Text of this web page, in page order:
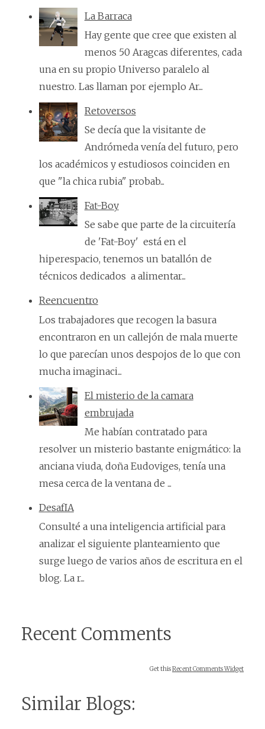
La Barraca
Hay gente que cree que existen al
menos 50 Aragcas diferentes, cada
una en su propio Universo paralelo al
nuestro. Las llaman por ejemplo Ar...
Retoversos
Se decía que la visitante de
Andrómeda venía del futuro, pero
los académicos y estudiosos coinciden en
que "la chica rubia" probab...
Fat-Boy
Se sabe que parte de la circuitería
de 'Fat-Boy' está en el
hiperespacio, tenemos un batallón de
técnicos dedicados a alimentar...
Reencuentro
Los trabajadores que recogen la basura
encontraron en un callejón de mala muerte
lo que parecían unos despojos de lo que con
mucha imaginaci...
El misterio de la camara
embrujada
Me habían contratado para
resolver un misterio bastante enigmático: la
anciana viuda, doña Eudoviges, tenía una
mesa cerca de la ventana de ...
DesafIA
Consulté a una inteligencia artificial para
analizar el siguiente planteamiento que
surge luego de varios años de escritura en el
blog. La r...
Recent Comments
Get thisRecent Comments Widget
Similar Blogs: